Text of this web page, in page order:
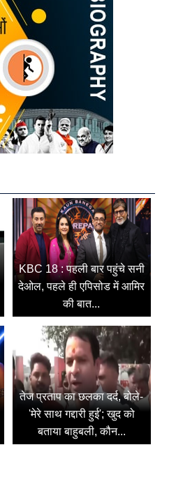
KBC 18 : पहली बार पहुंचे सनी
देओल, पहले ही एपिसोड में आमिर
की बात...
तेज प्रताप का छलका दर्द, बोले-
'मेरे साथ गद्दारी हुई'; खुद को
बताया बाहुबली, कौन...